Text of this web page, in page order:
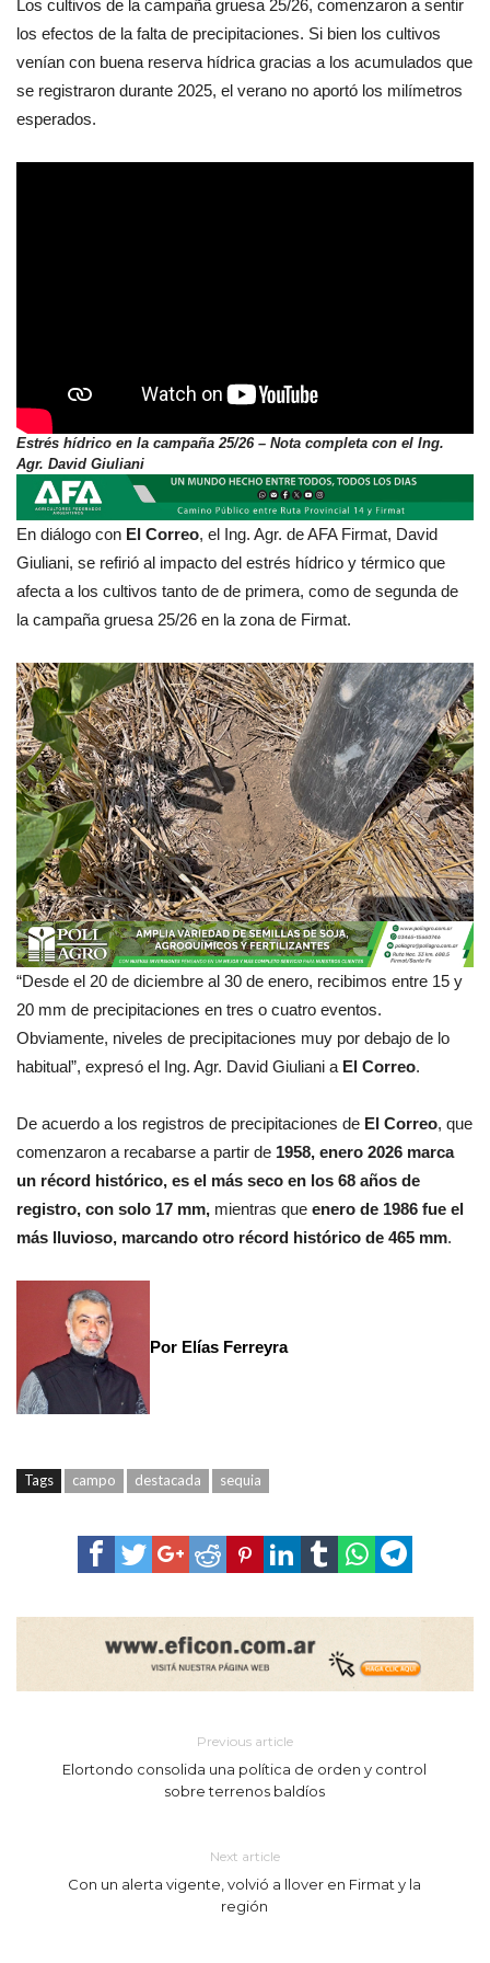
Los cultivos de la campaña gruesa 25/26, comenzaron a sentir
los efectos de la falta de precipitaciones. Si bien los cultivos
venían con buena reserva hídrica gracias a los acumulados que
se registraron durante 2025, el verano no aportó los milímetros
esperados.
Estrés hídrico en la campaña 25/26 – Nota completa con el Ing.
Agr. David Giuliani
En diálogo con El Correo, el Ing. Agr. de AFA Firmat, David
Giuliani, se refirió al impacto del estrés hídrico y térmico que
afecta a los cultivos tanto de de primera, como de segunda de
la campaña gruesa 25/26 en la zona de Firmat.
“Desde el 20 de diciembre al 30 de enero, recibimos entre 15 y
20 mm de precipitaciones en tres o cuatro eventos.
Obviamente, niveles de precipitaciones muy por debajo de lo
habitual”, expresó el Ing. Agr. David Giuliani a El Correo.
De acuerdo a los registros de precipitaciones de El Correo, que
comenzaron a recabarse a partir de 1958, enero 2026 marca
un récord histórico, es el más seco en los 68 años de
registro, con solo 17 mm, mientras que enero de 1986 fue el
más lluvioso, marcando otro récord histórico de 465 mm.
Por Elías Ferreyra
Tags campo destacada sequia
Previous article
Elortondo consolida una política de orden y control
sobre terrenos baldíos
Next article
Con un alerta vigente, volvió a llover en Firmat y la
región